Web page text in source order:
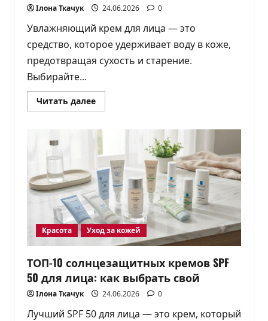
Ілона Ткачук 24.06.2026 0
Увлажняющий крем для лица — это
средство, которое удерживает воду в коже,
предотвращая сухость и старение.
Выбирайте...
Читать далееПрочитать
больше
как
выбрать
и
правильно
использовать
Красота Уход за кожей
ТОП-10 солнцезащитных кремов SPF
50 для лица: как выбрать свой
Ілона Ткачук 24.06.2026 0
Лучший SPF 50 для лица — это крем, который